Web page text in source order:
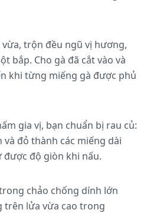
trộn đều ngũ vị hương,
bắp. Cho gà đã cắt vào và
khi từng miếng gà được phủ
gia vị, bạn chuẩn bị rau củ:
đỏ thành các miếng dài
được độ giòn khi nấu.
chảo chống dính lớn
trên lửa vừa cao trong